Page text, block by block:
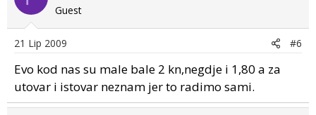
Guest
21 Lip 2009 #6
Evo kod nas su male bale 2 kn,negdje i 1,80 a za
utovar i istovar neznam jer to radimo sami.